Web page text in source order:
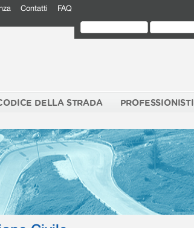
Contatti FAQ
DELLA STRADA PROFESSIONISTI